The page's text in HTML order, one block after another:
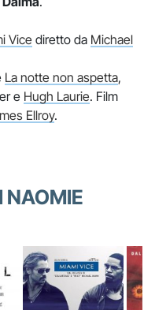
Vice diretto da Michael
La notte non aspetta,
e Hugh Laurie. Film
Ellroy.
NAOMIE